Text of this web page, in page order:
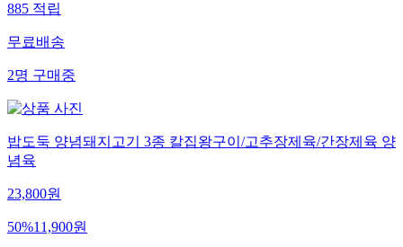
885 적립
무료배송
2명 구매중
밥도둑 양념돼지고기 3종 칼집왕구이/고추장제육/간장제육 양
념육
23,800원
50%11,900원